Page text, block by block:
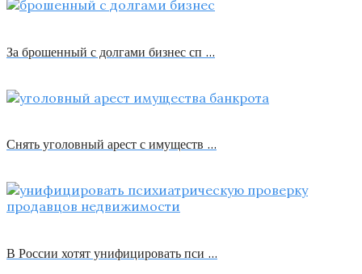
За брошенный с долгами бизнес сп …
Снять уголовный арест с имуществ …
В России хотят унифицировать пси …